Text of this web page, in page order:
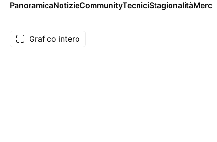
PanoramicaNotizieCommunityTecniciStagionalità
Grafico intero